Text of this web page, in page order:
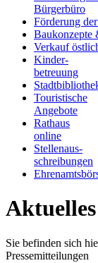
Bürgerbüro
Förderung
Baukonzepte
Verkauf
Kinder-
betreuung
Touristische
Angebote
Rathaus
online
Stellenaus-
schreibungen
Aktuelles
Sie befinden sich
Pressemitteilungen